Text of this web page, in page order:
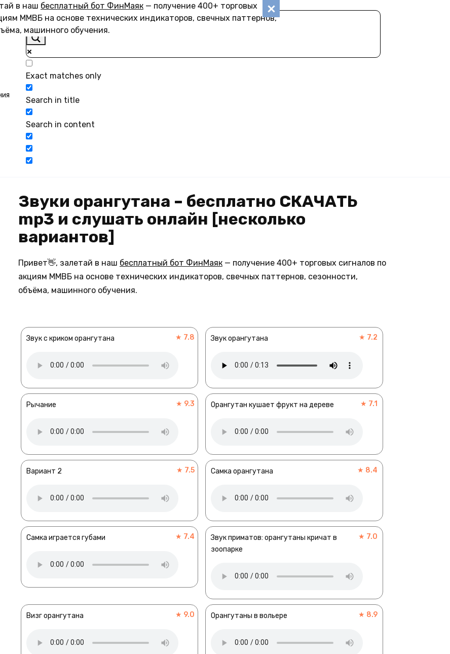
в наш бесплатный бот ФинМаяк — получение 400+ торговых
ММВБ на основе технических индикаторов, свечных паттернов,
машинного обучения.
Exact matches only
Search in title
Search in content
Звуки орангутана – бесплатно СКАЧАТЬ
mp3 и слушать онлайн [несколько
вариантов]
Привет👋, залетай в наш бесплатный бот ФинМаяк — получение 400+ торговых сигналов по
акциям ММВБ на основе технических индикаторов, свечных паттернов, сезонности,
объёма, машинного обучения.
Звук с криком орангутана ★ 7.8 Звук орангутана ★ 7.2
Рычание ★ 9.3 Орангутан кушает фрукт на дереве ★ 7.1
Вариант 2 ★ 7.5 Самка орангутана ★ 8.4
Самка играется губами ★ 7.4
Звук приматов: орангутаны кричат в
зоопарке
★ 7.0
Визг орангутана ★ 9.0 Орангутаны в вольере ★ 8.9